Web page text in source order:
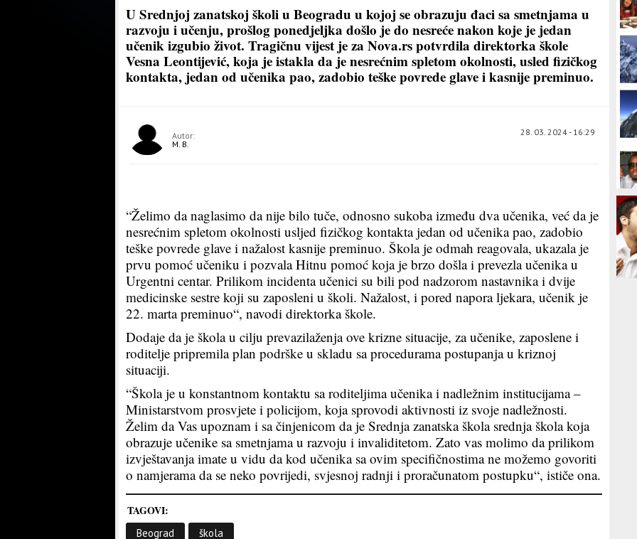
U Srednjoj zanatskoj školi u Beogradu u kojoj se obrazuju đaci sa smetnjama u
razvoju i učenju, prošlog ponedjeljka došlo je do nesreće nakon koje je jedan
učenik izgubio život. Tragičnu vijest je za Nova.rs potvrdila direktorka škole
Vesna Leontijević, koja je istakla da je nesrećnim spletom okolnosti, usled fizičkog
kontakta, jedan od učenika pao, zadobio teške povrede glave i kasnije preminuo.
28. 03. 2024 - 16:29
Autor:
M. B.
“Želimo da naglasimo da nije bilo tuče, odnosno sukoba između dva učenika, već da je
nesrećnim spletom okolnosti usljed fizičkog kontakta jedan od učenika pao, zadobio
teške povrede glave i nažalost kasnije preminuo. Škola je odmah reagovala, ukazala je
prvu pomoć učeniku i pozvala Hitnu pomoć koja je brzo došla i prevezla učenika u
Urgentni centar. Prilikom incidenta učenici su bili pod nadzorom nastavnika i dvije
medicinske sestre koji su zaposleni u školi. Nažalost, i pored napora ljekara, učenik je
22. marta preminuo“, navodi direktorka škole.
Dodaje da je škola u cilju prevazilaženja ove krizne situacije, za učenike, zaposlene i
roditelje pripremila plan podrške u skladu sa procedurama postupanja u kriznoj
situaciji.
“Škola je u konstantnom kontaktu sa roditeljima učenika i nadležnim institucijama –
Ministarstvom prosvjete i policijom, koja sprovodi aktivnosti iz svoje nadležnosti.
Želim da Vas upoznam i sa činjenicom da je Srednja zanatska škola srednja škola koja
obrazuje učenike sa smetnjama u razvoju i invaliditetom. Zato vas molimo da prilikom
izvještavanja imate u vidu da kod učenika sa ovim specifičnostima ne možemo govoriti
o namjerama da se neko povrijedi, svjesnoj radnji i proračunatom postupku“, ističe ona.
TAGOVI:
Beograd škola